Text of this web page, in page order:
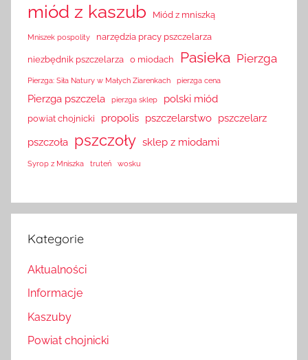
miód z kaszub Miód z mniszką
Mniszek pospolity narzędzia pracy pszczelarza
niezbędnik pszczelarza o miodach Pasieka Pierzga
Pierzga: Siła Natury w Małych Ziarenkach pierzga cena
Pierzga pszczela pierzga sklep polski miód
powiat chojnicki propolis pszczelarstwo pszczelarz
pszczoła pszczoły sklep z miodami
Syrop z Mniszka truteń wosku
Kategorie
Aktualności
Informacje
Kaszuby
Powiat chojnicki